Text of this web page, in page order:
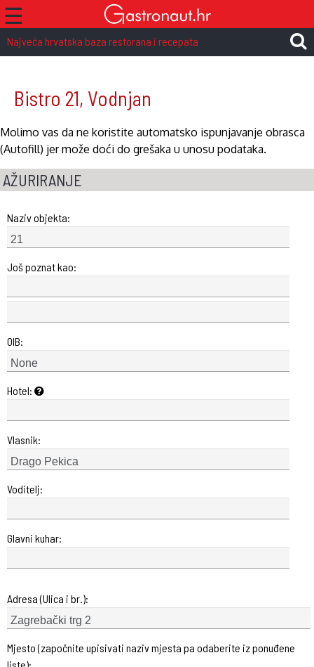
☰
Najveća hrvatska baza restorana i recepata
Bistro 21, Vodnjan
Molimo vas da ne koristite automatsko ispunjavanje obrasca
(Autofill) jer može doći do grešaka u unosu podataka.
AŽURIRANJE
Naziv objekta:
Još poznat kao:
OIB:
Hotel:
Vlasnik:
Voditelj:
Glavni kuhar:
Adresa (Ulica i br.):
Mjesto (započnite upisivati naziv mjesta pa odaberite iz ponuđene